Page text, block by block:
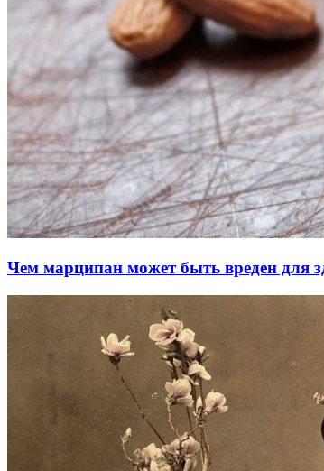
Чем марципан может быть вреден для